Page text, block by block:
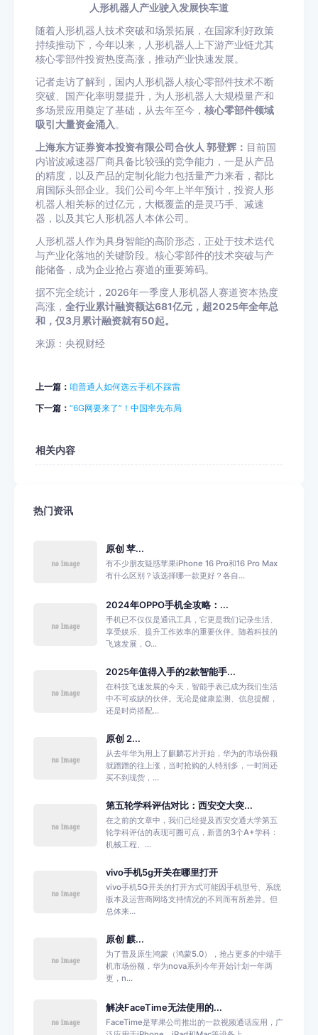
人形机器人产业驶入发展快车道
随着人形机器人技术突破和场景拓展，在国家利好政策
持续推动下，今年以来，人形机器人上下游产业链尤其
核心零部件投资热度高涨，推动产业快速发展。
记者走访了解到，国内人形机器人核心零部件技术不断
突破、国产化率明显提升，为人形机器人大规模量产和
多场景应用奠定了基础，从去年至今， 核心零部件领域
吸引大量资金涌入 。
上海东方证券资本投资有限公司合伙人 郭登辉： 目前国
内谐波减速器厂商具备比较强的竞争能力，一是从产品
的精度，以及产品的定制化能力包括量产力来看，都比
肩国际头部企业。我们公司今年上半年预计，投资人形
机器人相关标的过亿元，大概覆盖的是灵巧手、减速
器，以及其它人形机器人本体公司。
人形机器人作为具身智能的高阶形态，正处于技术迭代
与产业化落地的关键阶段。核心零部件的技术突破与产
能储备，成为企业抢占赛道的重要筹码。
据不完全统计，2026年一季度人形机器人赛道资本热度
高涨， 全行业累计融资额达681亿元，超2025年全年总
和，仅3月累计融资就有50起。
来源：央视财经
上一篇： 咱普通人如何选云手机不踩雷
下一篇： “6G网要来了”！中国率先布局
相关内容
热门资讯
原创 苹...
有不少朋友疑惑苹果iPhone 16 Pro和16 Pro Max
有什么区别？该选择哪一款更好？各自...
2024年OPPO手机全攻略：...
手机已不仅仅是通讯工具，它更是我们记录生活、
享受娱乐、提升工作效率的重要伙伴。随着科技的
飞速发展，O...
2025年值得入手的2款智能手...
在科技飞速发展的今天，智能手表已成为我们生活
中不可或缺的伙伴。无论是健康监测、信息提醒，
还是时尚搭配...
原创 2...
从去年华为用上了麒麟芯片开始，华为的市场份额
就蹭蹭的往上涨，当时抢购的人特别多，一时间还
买不到现货，...
第五轮学科评估对比：西安交大突...
在之前的文章中，我们已经提及西安交通大学第五
轮学科评估的表现可圈可点，新晋的3个A+学科：
机械工程、...
vivo手机5g开关在哪里打开
vivo手机5G开关的打开方式可能因手机型号、系统
版本及运营商网络支持情况的不同而有所差异。但
总体来...
原创 麒...
为了普及原生鸿蒙（鸿蒙5.0），抢占更多的中端手
机市场份额，华为nova系列今年开始计划一年两
更，n...
解决FaceTime无法使用的...
FaceTime是苹果公司推出的一款视频通话应用，广